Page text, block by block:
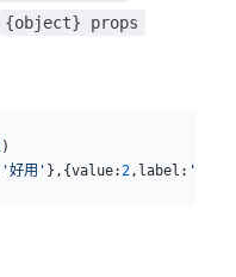
{object} props
)
'好用' },{value: 2 ,label: '不好